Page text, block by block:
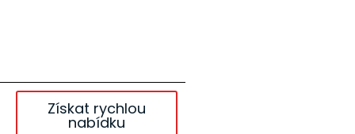
Získat rychlou
nabídku